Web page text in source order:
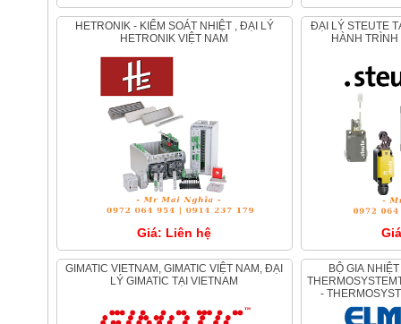
HETRONIK - KIỂM SOÁT NHIỆT , ĐẠI LÝ
HETRONIK VIỆT NAM
Giá: Liên hệ
ĐẠI LÝ STEUTE TẠI VIỆT NAM - CÔNG TẮC
HÀNH
GIMATIC VIETNAM, GIMATIC VIỆT NAM, ĐẠI
LÝ GIMATIC TẠI VIETNAM
BỘ GIA NHIỆT - MÁY SƯỞI ELMESS
-